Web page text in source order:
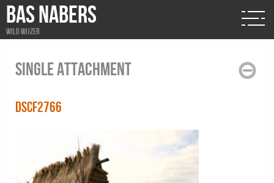
BAS NABERS
Wild wijzer
Single attachment
DSCF2766